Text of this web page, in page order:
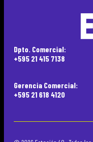
Dpto. Comercial:
+595 21 415 7138
Gerencia Comercial:
+595 21 618 4120